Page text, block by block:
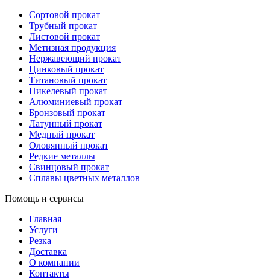
Сортовой прокат
Трубный прокат
Листовой прокат
Метизная продукция
Нержавеющий прокат
Цинковый прокат
Титановый прокат
Никелевый прокат
Алюминиевый прокат
Бронзовый прокат
Латунный прокат
Медный прокат
Оловянный прокат
Редкие металлы
Свинцовый прокат
Сплавы цветных металлов
Помощь и сервисы
Главная
Услуги
Резка
Доставка
О компании
Контакты